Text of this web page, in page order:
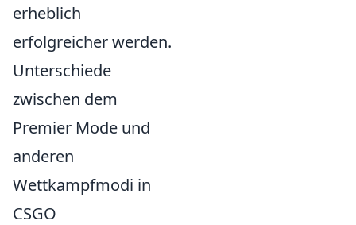
erheblich
erfolgreicher werden.
Unterschiede
zwischen dem
Premier Mode und
anderen
Wettkampfmodi in
CSGO